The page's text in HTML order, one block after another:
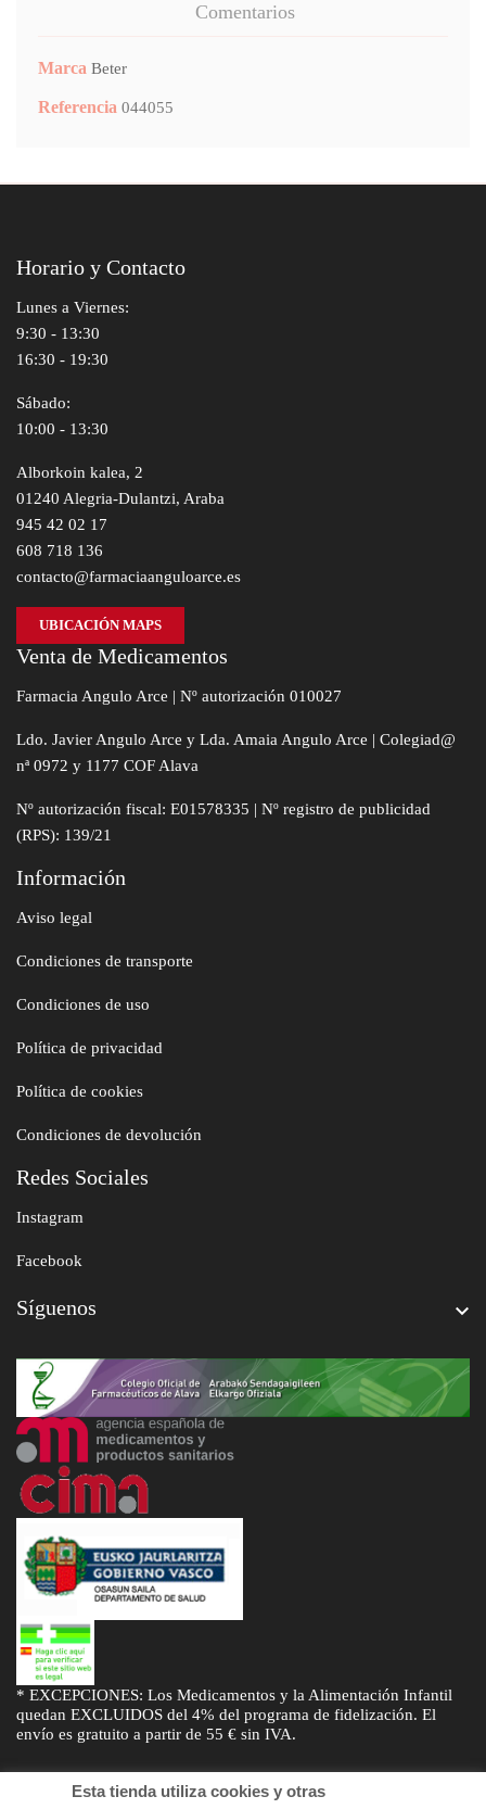
Comentarios
Marca Beter
Referencia 044055
Horario y Contacto
Lunes a Viernes:
9:30 - 13:30
16:30 - 19:30
Sábado:
10:00 - 13:30
Alborkoin kalea, 2
01240 Alegria-Dulantzi, Araba
945 42 02 17
608 718 136
contacto@farmaciaanguloarce.es
UBICACIÓN MAPS
Venta de Medicamentos
Farmacia Angulo Arce | Nº autorización 010027
Ldo. Javier Angulo Arce y Lda. Amaia Angulo Arce | Colegiad@
nª 0972 y 1177 COF Alava
Nº autorización fiscal: E01578335 | Nº registro de publicidad
(RPS): 139/21
Información
Aviso legal
Condiciones de transporte
Condiciones de uso
Política de privacidad
Política de cookies
Condiciones de devolución
Redes Sociales
Instagram
Facebook
Síguenos 
* EXCEPCIONES: Los Medicamentos y la Alimentación Infantil
quedan EXCLUIDOS del 4% del programa de fidelización. El
envío es gratuito a partir de 55 € sin IVA.
Esta tienda utiliza cookies y otras